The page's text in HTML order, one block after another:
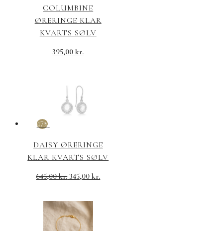
COLUMBINE
ØRERINGE KLAR
KVARTS SØLV
395,00kr.
47%
DAISY ØRERINGE
KLAR KVARTS SØLV
645,00kr.Den
pris
var:
645,00 kr..
345,00kr.Den